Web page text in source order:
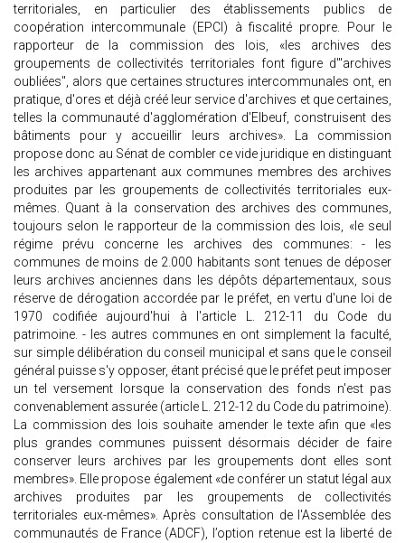
territoriales, en particulier des établissements publics de
coopération intercommunale (EPCI) à fiscalité propre. Pour le
rapporteur de la commission des lois, «les archives des
groupements de collectivités territoriales font figure d'"archives
oubliées", alors que certaines structures intercommunales ont, en
pratique, d'ores et déjà créé leur service d'archives et que certaines,
telles la communauté d'agglomération d'Elbeuf, construisent des
bâtiments pour y accueillir leurs archives». La commission
propose donc au Sénat de combler ce vide juridique en distinguant
les archives appartenant aux communes membres des archives
produites par les groupements de collectivités territoriales eux-
mêmes. Quant à la conservation des archives des communes,
toujours selon le rapporteur de la commission des lois, «le seul
régime prévu concerne les archives des communes: - les
communes de moins de 2.000 habitants sont tenues de déposer
leurs archives anciennes dans les dépôts départementaux, sous
réserve de dérogation accordée par le préfet, en vertu d'une loi de
1970 codifiée aujourd'hui à l'article L. 212-11 du Code du
patrimoine. - les autres communes en ont simplement la faculté,
sur simple délibération du conseil municipal et sans que le conseil
général puisse s'y opposer, étant précisé que le préfet peut imposer
un tel versement lorsque la conservation des fonds n'est pas
convenablement assurée (article L. 212-12 du Code du patrimoine).
La commission des lois souhaite amender le texte afin que «les
plus grandes communes puissent désormais décider de faire
conserver leurs archives par les groupements dont elles sont
membres». Elle propose également «de conférer un statut légal aux
archives produites par les groupements de collectivités
territoriales eux-mêmes». Après consultation de l'Assemblée des
communautés de France (ADCF), l’option retenue est la liberté de